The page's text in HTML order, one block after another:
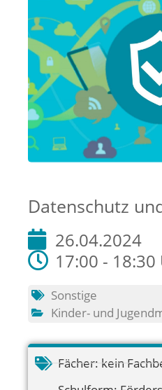
Datenschutz
26.04.2024
17:00 - 18:30
Sonstige
Kinder- und
Fächer: kein